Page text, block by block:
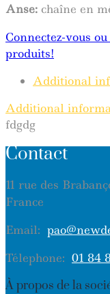
Anse: chaîne en
Connectez-vous
produits!
Additional
Additional
fdgdg
Contact
11 rue des
France
Email:
Télephone: 01 84
À propos de la